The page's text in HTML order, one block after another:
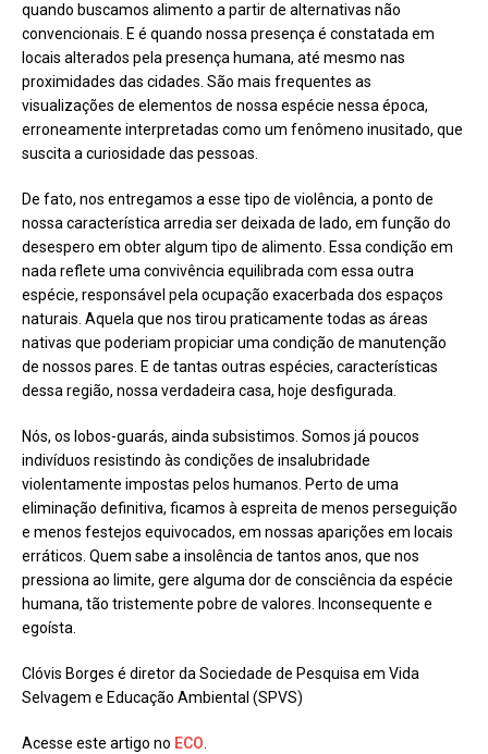
quando buscamos alimento a partir de alternativas não
convencionais. E é quando nossa presença é constatada em
locais alterados pela presença humana, até mesmo nas
proximidades das cidades. São mais frequentes as
visualizações de elementos de nossa espécie nessa época,
erroneamente interpretadas como um fenômeno inusitado, que
suscita a curiosidade das pessoas.
De fato, nos entregamos a esse tipo de violência, a ponto de
nossa característica arredia ser deixada de lado, em função do
desespero em obter algum tipo de alimento. Essa condição em
nada reflete uma convivência equilibrada com essa outra
espécie, responsável pela ocupação exacerbada dos espaços
naturais. Aquela que nos tirou praticamente todas as áreas
nativas que poderiam propiciar uma condição de manutenção
de nossos pares. E de tantas outras espécies, características
dessa região, nossa verdadeira casa, hoje desfigurada.
Nós, os lobos-guarás, ainda subsistimos. Somos já poucos
indivíduos resistindo às condições de insalubridade
violentamente impostas pelos humanos. Perto de uma
eliminação definitiva, ficamos à espreita de menos perseguição
e menos festejos equivocados, em nossas aparições em locais
erráticos. Quem sabe a insolência de tantos anos, que nos
pressiona ao limite, gere alguma dor de consciência da espécie
humana, tão tristemente pobre de valores. Inconsequente e
egoísta.
Clóvis Borges é diretor da Sociedade de Pesquisa em Vida
Selvagem e Educação Ambiental (SPVS)
Acesse este artigo no ECO.